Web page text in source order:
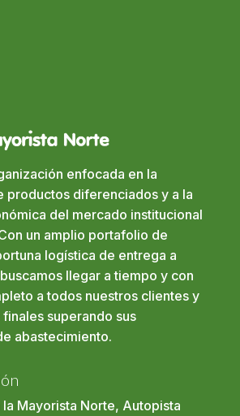
enfocada en la
productos diferenciados y a la
del mercado institucional
un amplio portafolio de
logística de entrega a
llegar a tiempo y con
a todos nuestros clientes y
superando sus
abastecimiento.
Mayorista Norte, Autopista